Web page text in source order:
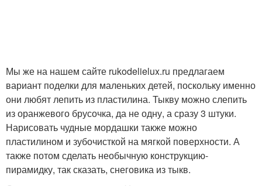
Мы же на нашем сайте rukodelielux.ru предлагаем
вариант поделки для маленьких детей, поскольку именно
они любят лепить из пластилина. Тыкву можно слепить
из оранжевого брусочка, да не одну, а сразу 3 штуки.
Нарисовать чудные мордашки также можно
пластилином и зубочисткой на мягкой поверхности. А
также потом сделать необычную конструкцию-
пирамидку, так сказать, снеговика из тыкв.